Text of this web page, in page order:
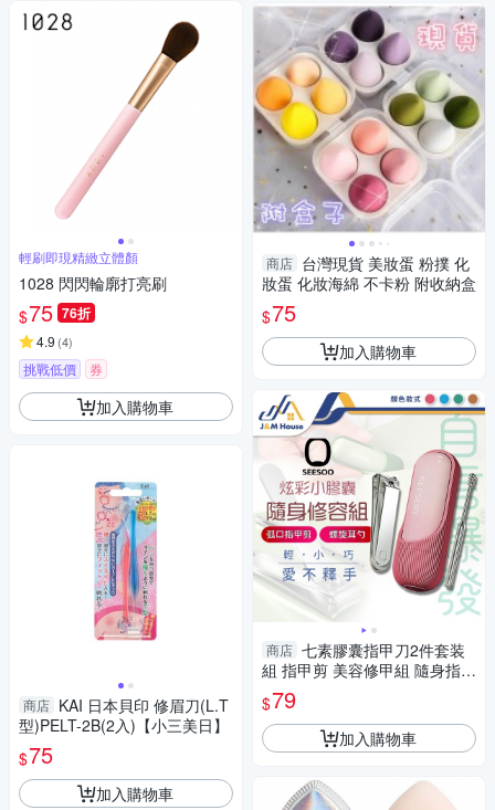
輕刷即現精緻立體顏
1028 閃閃輪廓打亮刷
$75 76折
4.9 (4)
挑戰低價 券
加入購物車
商店 KAI 日本貝印 修眉刀(L.T
型)PELT-2B(2入)【小三美日】
$75
加入購物車
商店 台灣現貨 美妝蛋 粉撲 化
妝蛋 化妝海綿 不卡粉 附收納盒
$75
加入購物車
商店 七素膠囊指甲刀2件套装
組 指甲剪 美容修甲組 隨身指甲
刀 掏耳棒 挖耳棒
$79
加入購物車